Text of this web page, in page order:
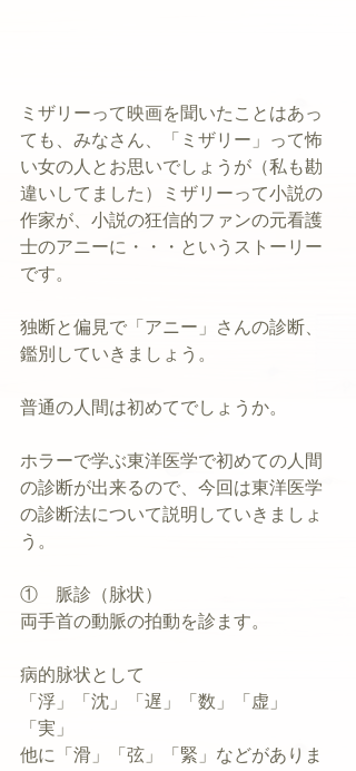
ミザリーって映画を聞いたことはあっ
ても、みなさん、「ミザリー」って怖
い女の人とお思いでしょうが（私も勘
違いしてました）ミザリーって小説の
作家が、小説の狂信的ファンの元看護
士のアニーに・・・というストーリー
です。
独断と偏見で「アニー」さんの診断、
鑑別していきましょう。
普通の人間は初めてでしょうか。
ホラーで学ぶ東洋医学で初めての人間
の診断が出来るので、今回は東洋医学
の診断法について説明していきましょ
う。
①　脈診（脉状）
両手首の動脈の拍動を診ます。
病的脉状として
「浮」「沈」「遅」「数」「虚」
「実」
他に「滑」「弦」「緊」などがありま